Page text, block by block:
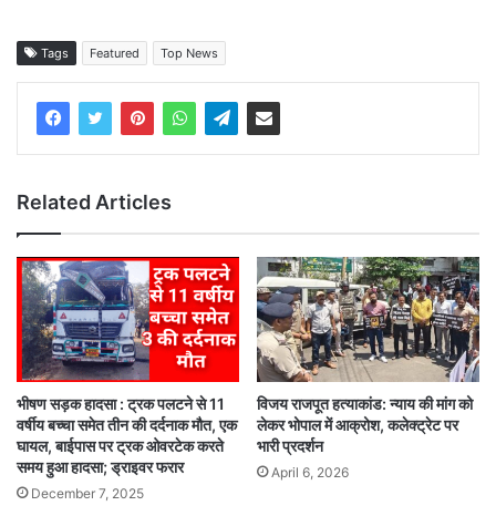
Tags Featured Top News
Related Articles
भीषण सड़क हादसा : ट्रक पलटने से 11
वर्षीय बच्चा समेत तीन की दर्दनाक मौत, एक
घायल, बाईपास पर ट्रक ओवरटेक करते
समय हुआ हादसा; ड्राइवर फरार
December 7, 2025
विजय राजपूत हत्याकांड: न्याय की मांग को
लेकर भोपाल में आक्रोश, कलेक्ट्रेट पर
भारी प्रदर्शन
April 6, 2026